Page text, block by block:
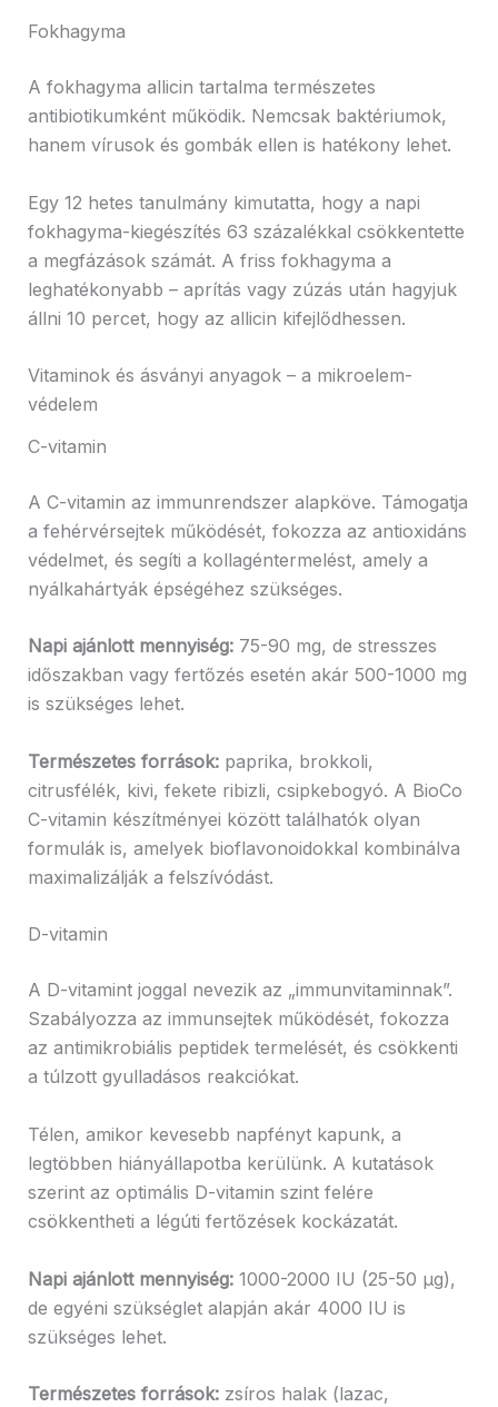
Fokhagyma
A fokhagyma allicin tartalma természetes
antibiotikumként működik. Nemcsak baktériumok,
hanem vírusok és gombák ellen is hatékony lehet.
Egy 12 hetes tanulmány kimutatta, hogy a napi
fokhagyma-kiegészítés 63 százalékkal csökkentette
a megfázások számát. A friss fokhagyma a
leghatékonyabb – aprítás vagy zúzás után hagyjuk
állni 10 percet, hogy az allicin kifejlődhessen.
Vitaminok és ásványi anyagok – a mikroelem-
védelem
C-vitamin
A C-vitamin az immunrendszer alapköve. Támogatja
a fehérvérsejtek működését, fokozza az antioxidáns
védelmet, és segíti a kollagéntermelést, amely a
nyálkahártyák épségéhez szükséges.
Napi ajánlott mennyiség:75-90 mg, de stresszes
időszakban vagy fertőzés esetén akár 500-1000 mg
is szükséges lehet.
Természetes források:paprika, brokkoli,
citrusfélék, kivi, fekete ribizli, csipkebogyó. A BioCo
C-vitamin készítményei között találhatók olyan
formulák is, amelyek bioflavonoidokkal kombinálva
maximalizálják a felszívódást.
D-vitamin
A D-vitamint joggal nevezik az „immunvitaminnak”.
Szabályozza az immunsejtek működését, fokozza
az antimikrobiális peptidek termelését, és csökkenti
a túlzott gyulladásos reakciókat.
Télen, amikor kevesebb napfényt kapunk, a
legtöbben hiányállapotba kerülünk. A kutatások
szerint az optimális D-vitamin szint felére
csökkentheti a légúti fertőzések kockázatát.
Napi ajánlott mennyiség:1000-2000 IU (25-50 μg),
de egyéni szükséglet alapján akár 4000 IU is
szükséges lehet.
Természetes források:zsíros halak (lazac,